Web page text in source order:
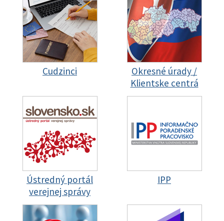
Cudzinci
Okresné úrady /
Klientske centrá
Ústredný portál
verejnej správy
IPP